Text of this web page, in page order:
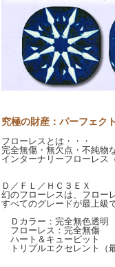
究極の財産：パーフェク
フローレスとは・・・
完全無傷・無欠点・不純物
インターナリーフローレス
Ｄ／ＦＬ／ＨＣ３ＥＸ
幻のフローレスは、フロー
すべてのグレードが最上級
Ｄカラー：完全無色透明
フローレス：完全無傷
ハート＆キューピット
トリプルエクセレント（